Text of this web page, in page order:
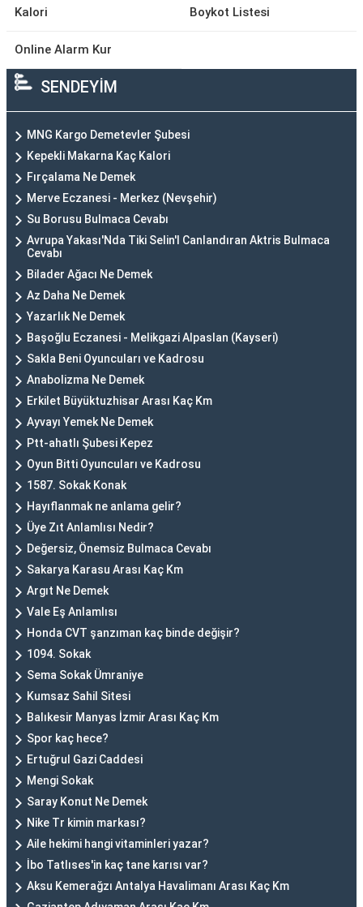
Kalori
Boykot Listesi
Online Alarm Kur
SENDEYİM
MNG Kargo Demetevler Şubesi
Kepekli Makarna Kaç Kalori
Fırçalama Ne Demek
Merve Eczanesi - Merkez (Nevşehir)
Su Borusu Bulmaca Cevabı
Avrupa Yakası'Nda Tiki Selin'I Canlandıran Aktris Bulmaca
Cevabı
Bilader Ağacı Ne Demek
Az Daha Ne Demek
Yazarlık Ne Demek
Başoğlu Eczanesi - Melikgazi Alpaslan (Kayseri)
Sakla Beni Oyuncuları ve Kadrosu
Anabolizma Ne Demek
Erkilet Büyüktuzhisar Arası Kaç Km
Ayvayı Yemek Ne Demek
Ptt-ahatlı Şubesi Kepez
Oyun Bitti Oyuncuları ve Kadrosu
1587. Sokak Konak
Hayıflanmak ne anlama gelir?
Üye Zıt Anlamlısı Nedir?
Değersiz, Önemsiz Bulmaca Cevabı
Sakarya Karasu Arası Kaç Km
Argıt Ne Demek
Vale Eş Anlamlısı
Honda CVT şanzıman kaç binde değişir?
1094. Sokak
Sema Sokak Ümraniye
Kumsaz Sahil Sitesi
Balıkesir Manyas İzmir Arası Kaç Km
Spor kaç hece?
Ertuğrul Gazi Caddesi
Mengi Sokak
Saray Konut Ne Demek
Nike Tr kimin markası?
Aile hekimi hangi vitaminleri yazar?
İbo Tatlıses'in kaç tane karısı var?
Aksu Kemerağzı Antalya Havalimanı Arası Kaç Km